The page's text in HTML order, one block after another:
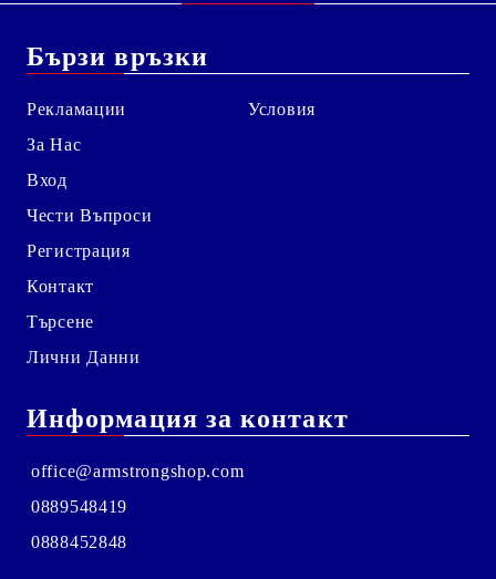
Бързи връзки
Рекламации
За Нас
Вход
Чести Въпроси
Регистрация
Контакт
Търсене
Лични Данни
Условия
Информация за контакт
office@armstrongshop.com
0889548419
0888452848